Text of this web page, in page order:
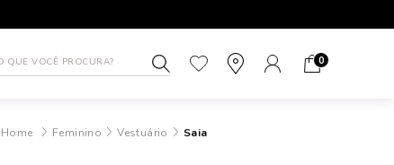
0
Feminino Vestuário Saia